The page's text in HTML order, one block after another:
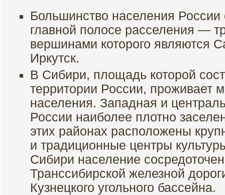
Большинство населения России
главной полосе расселения —
вершинами которого являются
Иркутск.
В Сибири, площадь которой
территории России, проживает
населения. Западная и
России наиболее плотно
этих районах расположены
и традиционные центры
Сибири население
Транссибирской железной
Кузнецкого угольного бассейна.